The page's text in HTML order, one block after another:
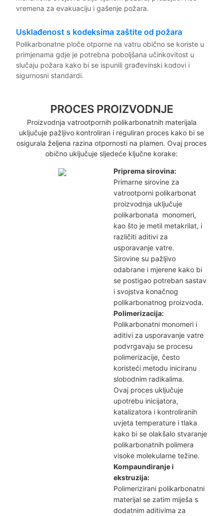
vremena za evakuaciju i gašenje požara.
Usklađenost s kodeksima zaštite od požara
Polikarbonatne ploče otporne na vatru obično se koriste u
primjenama gdje je potrebna poboljšana učinkovitost u
slučaju požara kako bi se ispunili građevinski kodovi i
sigurnosni standardi.
PROCES PROIZVODNJE
Proizvodnja vatrootpornih polikarbonatnih materijala
uključuje pažljivo kontroliran i reguliran proces kako bi se
osigurala željena razina otpornosti na plamen. Ovaj proces
obično uključuje sljedeće ključne korake:
Priprema sirovina:
Primarne sirovine za
vatrootporni polikarbonat
proizvodnja uključuje
polikarbonata monomeri,
kao što je metil metakrilat, i
različiti aditivi za
usporavanje vatre.
Sirovine su pažljivo
odabrane i mjerene kako bi
se postigao potreban sastav
i svojstva konačnog
polikarbonatnog proizvoda.
Polimerizacija:
Polikarbonatni monomeri i
aditivi za usporavanje vatre
podvrgavaju se procesu
polimerizacije, često
koristeći metodu iniciranu
slobodnim radikalima.
Ovaj proces uključuje
upotrebu inicijatora,
katalizatora i kontroliranih
uvjeta temperature i tlaka
kako bi se olakšalo stvaranje
polikarbonatnih polimera
visoke molekularne težine.
Kompaundiranje i
ekstruzija:
Polimerizirani polikarbonatni
materijal se zatim miješa s
dodatnim aditivima za